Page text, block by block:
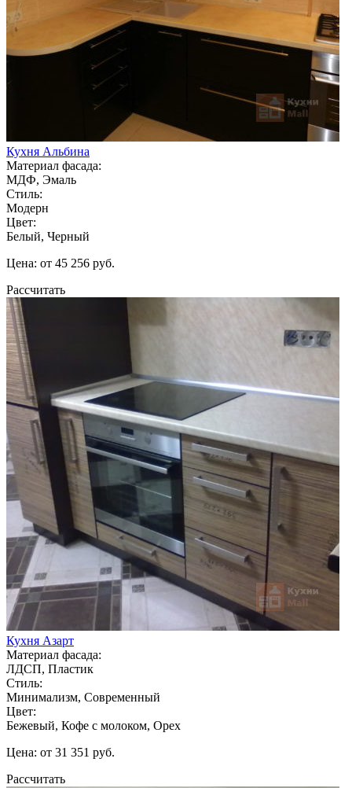
Кухня Альбина
Материал фасада:
МДФ, Эмаль
Стиль:
Модерн
Цвет:
Белый, Черный
Цена: от 45 256 руб.
Рассчитать
Кухня Азарт
Материал фасада:
ЛДСП, Пластик
Стиль:
Минимализм, Современный
Цвет:
Бежевый, Кофе с молоком, Орех
Цена: от 31 351 руб.
Рассчитать